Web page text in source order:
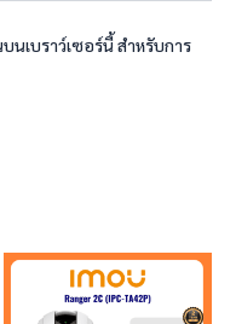
เบราว์เซอร์นี้ สำหรับการ